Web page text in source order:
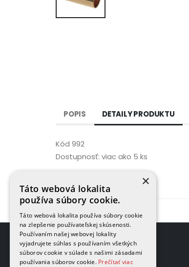
POPIS DETAILY PRODUKTU
Kód 992
Dostupnosť: viac ako 5 ks
×
Táto webová lokalita
používa súbory cookie.
Táto webová lokalita používa súbory cookie
na zlepšenie používateľskej skúsenosti.
Používaním našej webovej lokality
vyjadrujete súhlas s používaním všetkých
súborov cookie v súlade s našimi zásadami
používania súborov cookie. Prečítať viac